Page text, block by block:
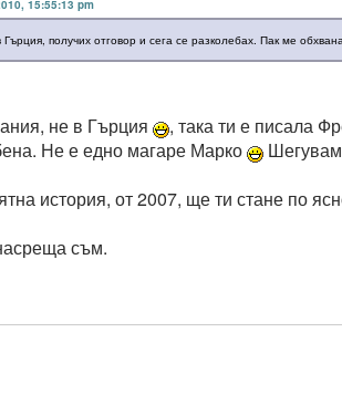
15:55:13 pm
получих отговор и сега се разколебах. Пак ме
не в Гърция
, така ти е писала
Не е едно магаре Марко
история, от 2007, ще ти стане по
съм.